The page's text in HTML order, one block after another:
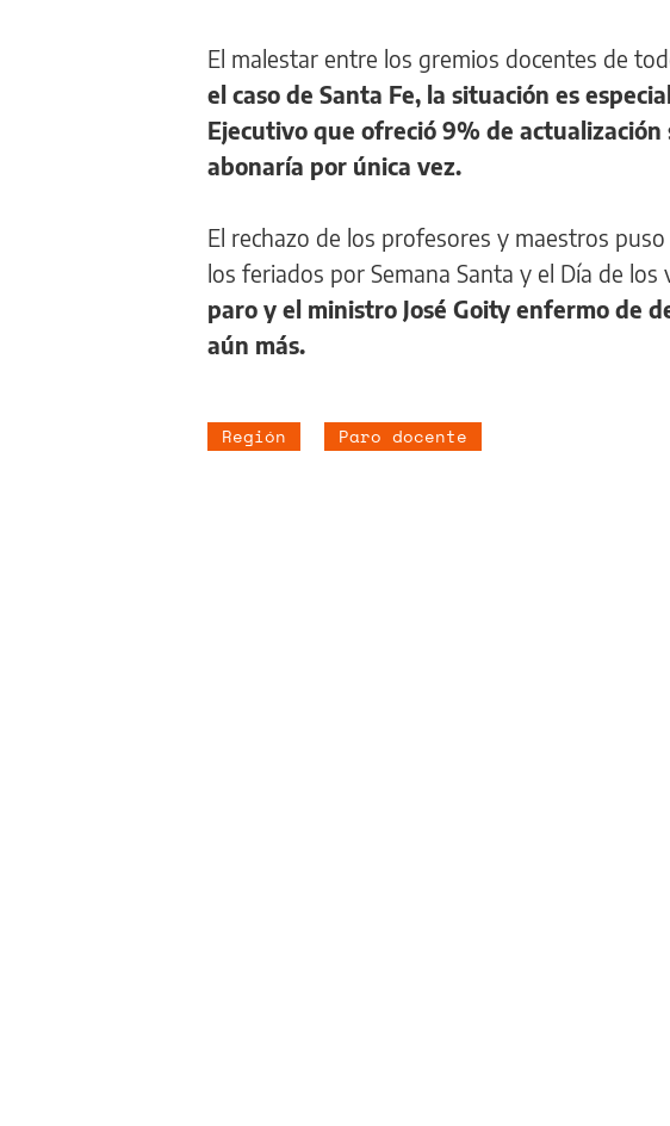
El malestar entre los gremios docentes de
el caso de Santa Fe, la situación es
Ejecutivo que ofreció 9% de
abonaría por única vez.
El rechazo de los profesores y maestros
los feriados por Semana Santa y el Día de los
paro y el ministro José Goity enfermo de
aún más.
Región Paro docente